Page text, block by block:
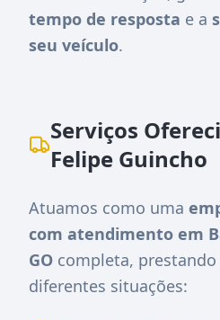
tempo de resposta e a
seu veículo.
Serviços
Felipe Guincho
Atuamos como uma
com atendimento em
GO completa,
diferentes situações: